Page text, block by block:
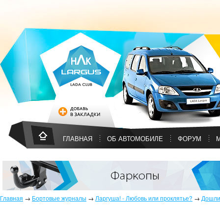
ГЛАВНАЯ ОБ АВТОМОБИЛЕ ФОРУМ
Главная → Бортовые журналы → Ларгуша! - Любовь или проклятье? →